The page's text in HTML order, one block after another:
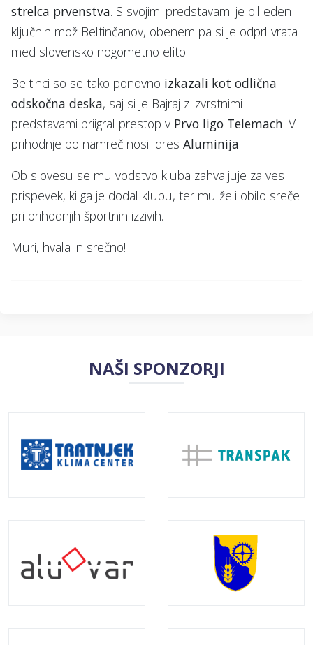
strelca prvenstva. S svojimi predstavami je bil eden
ključnih mož Beltinčanov, obenem pa si je odprl vrata
med slovensko nogometno elito.
Beltinci so se tako ponovno izkazali kot odlična
odskočna deska, saj si je Bajraj z izvrstnimi
predstavami priigral prestop v Prvo ligo Telemach. V
prihodnje bo namreč nosil dres Aluminija.
Ob slovesu se mu vodstvo kluba zahvaljuje za ves
prispevek, ki ga je dodal klubu, ter mu želi obilo sreče
pri prihodnjih športnih izzivih.
Muri, hvala in srečno!
NAŠI SPONZORJI